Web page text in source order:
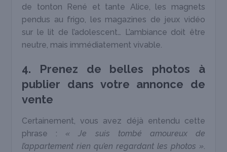
de tonton René et tante Alice, les magnets
pendus au frigo, les magazines de jeux vidéo
sur le lit de l’adolescent… L’ambiance doit être
neutre, mais immédiatement vivable.
4. Prenez de belles photos à
publier dans votre annonce de
vente
Certainement, vous avez déjà entendu cette
phrase : « Je suis tombé amoureux de
l’appartement rien qu’en regardant les photos ».